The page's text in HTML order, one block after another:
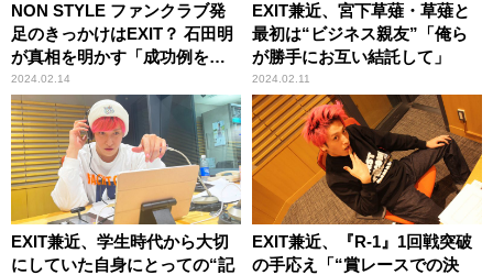
NON STYLE ファンクラブ発
足のきっかけはEXIT？ 石田明
が真相を明かす「成功例を出
したから（笑）」
2024.02.14
EXIT兼近、宮下草薙・草薙と
最初は“ビジネス親友”「俺ら
が勝手にお互い結託して」
2024.02.11
EXIT兼近、学生時代から大切
にしていた自身にとっての“記
EXIT兼近、『R-1』1回戦突破
の手応え「“賞レースでの決